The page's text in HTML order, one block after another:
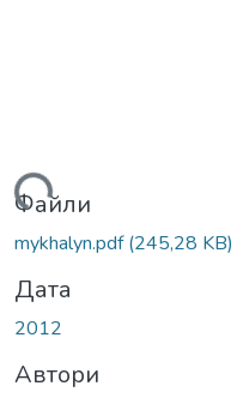
Файли
mykhalyn.pdf(245,28 KB)
Дата
2012
Автори